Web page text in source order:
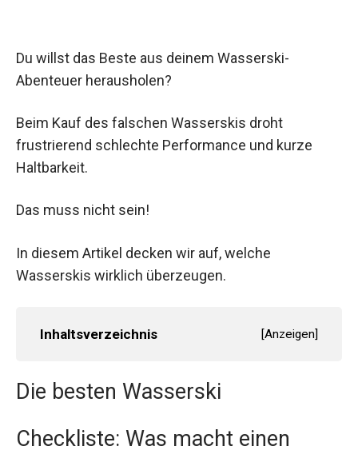
Du willst das Beste aus deinem Wasserski-
Abenteuer herausholen?
Beim Kauf des falschen Wasserskis droht
frustrierend schlechte Performance und kurze
Haltbarkeit.
Das muss nicht sein!
In diesem Artikel decken wir auf, welche
Wasserskis wirklich überzeugen.
Inhaltsverzeichnis [Anzeigen]
Die besten Wasserski
Checkliste: Was macht einen